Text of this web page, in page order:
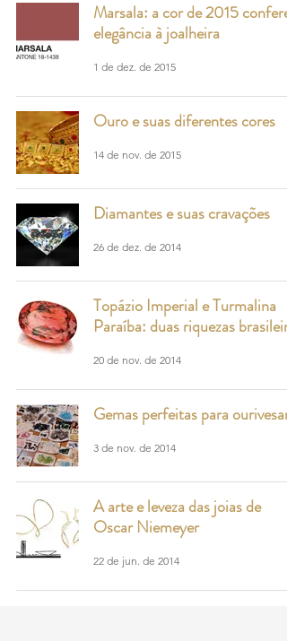
Marsala: a cor de 2015 confere
elegância à joalheira
1 de dez. de 2015
Ouro e suas diferentes cores
14 de nov. de 2015
Diamantes e suas cravações
26 de dez. de 2014
Topázio Imperial e Turmalina
Paraíba: duas riquezas
20 de nov. de 2014
Gemas perfeitas para
3 de nov. de 2014
A arte e leveza das joias de
Oscar Niemeyer
22 de jun. de 2014